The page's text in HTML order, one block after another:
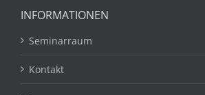
INFORMATIONEN
Seminarraum
Kontakt